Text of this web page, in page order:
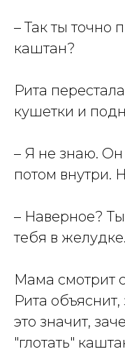
– Так ты точно
каштан?
Рита
кушетки и
– Я не знаю.
потом внутри.
– Наверное? Ты
тебя в желудке.
Мама смотрит
Рита
это значит,
"глотать"